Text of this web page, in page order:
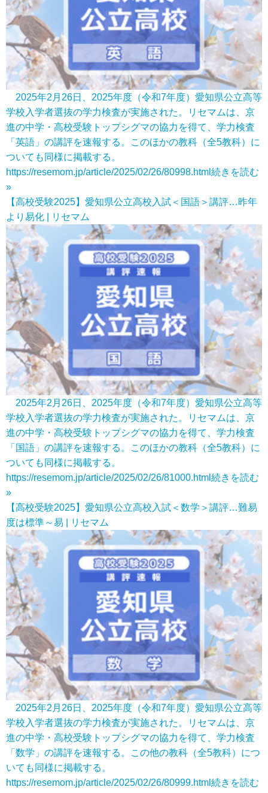
2025年2月26日、2025年度（令和7年度）愛知県公立高等
学校入学者選抜の学力検査が実施された。リセマムは、京
進の中学・高校受験トップシグマの協力を得て、学力検査
「英語」の講評を速報する。このほかの教科（全5教科）に
ついても同様に掲載する。
https://resemom.jp/article/2025/02/26/80998.html 続きを読む
»
【高校受験2025】愛知県公立高校入試＜国語＞講評…昨年
より易化 | リセマム
2025年2月26日、2025年度（令和7年度）愛知県公立高等
学校入学者選抜の学力検査が実施された。リセマムは、京
進の中学・高校受験トップシグマの協力を得て、学力検査
「国語」の講評を速報する。このほかの教科（全5教科）に
ついても同様に掲載する。
https://resemom.jp/article/2025/02/26/81000.html 続きを読む
»
【高校受験2025】愛知県公立高校入試＜数学＞講評…難易
度は標準～易 | リセマム
2025年2月26日、2025年度（令和7年度）愛知県公立高等
学校入学者選抜の学力検査が実施された。リセマムは、京
進の中学・高校受験トップシグマの協力を得て、学力検査
「数学」の講評を速報する。この他の教科（全5教科）につ
いても同様に掲載する。
https://resemom.jp/article/2025/02/26/80999.html 続きを読む